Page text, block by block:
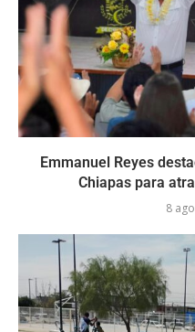
Emmanuel Reyes
Chiapas para
8